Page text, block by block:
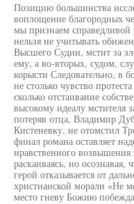
Позицию большинства
воплощение благородных
мы признаем справедливой
нельзя не учитывать
Высшего Судии, мстит за
ему, а во-вторых, судом,
корысти Следовательно, в
не столько чувство
сколько отстаивание
высокому идеалу мстителя
потеряв отца, Владимир
Кистеневку, не отомстил
финал романа оставляет
нравственного
раскаиваясь, но
герой отказывается от
христианской морали «Не
место гневу Божию